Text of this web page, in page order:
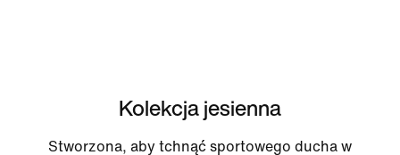
Kolekcja jesienna
Stworzona, aby tchnąć sportowego ducha w